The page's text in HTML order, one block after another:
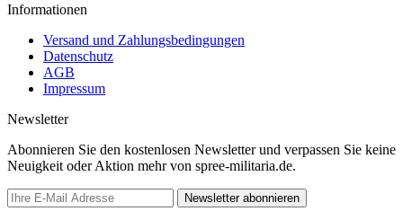
Informationen
Versand und Zahlungsbedingungen
Datenschutz
AGB
Impressum
Newsletter
Abonnieren Sie den kostenlosen Newsletter und verpassen Sie keine
Neuigkeit oder Aktion mehr von spree-militaria.de.
Newsletter abonnieren